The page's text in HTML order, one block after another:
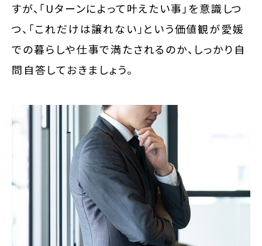
すが、「Uターンによって叶えたい事」を意識しつ
つ、「これだけは譲れない」という価値観が愛媛
での暮らしや仕事で満たされるのか、しっかり自
問自答しておきましょう。